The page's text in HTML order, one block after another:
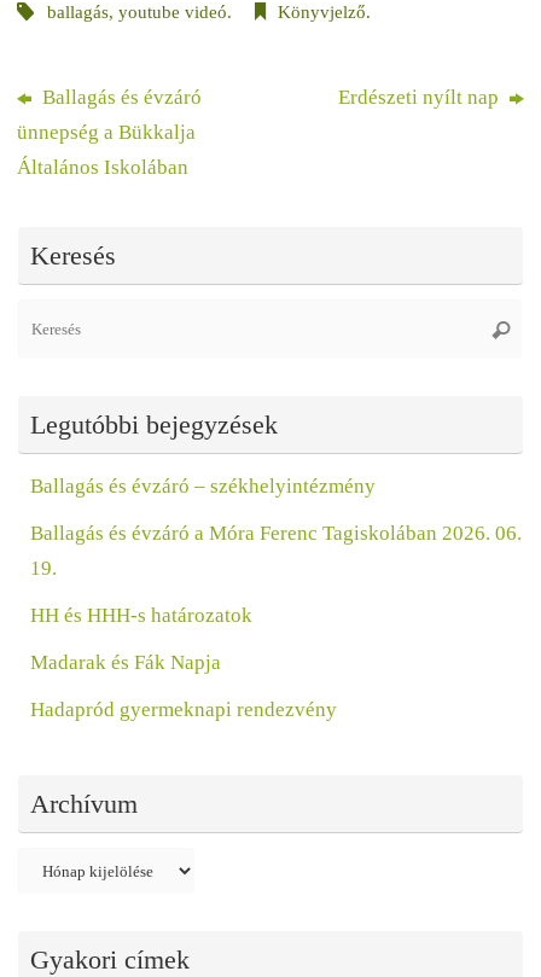
ballagás,youtube videó. Könyvjelző.
Ballagás és évzáró
ünnepség a Bükkalja
Általános Iskolában
Erdészeti nyílt nap
Keresés
Legutóbbi bejegyzések
Ballagás és évzáró – székhelyintézmény
Ballagás és évzáró a Móra Ferenc Tagiskolában 2026. 06.
19.
HH és HHH-s határozatok
Madarak és Fák Napja
Hadapród gyermeknapi rendezvény
Archívum
Archívum
Gyakori címek